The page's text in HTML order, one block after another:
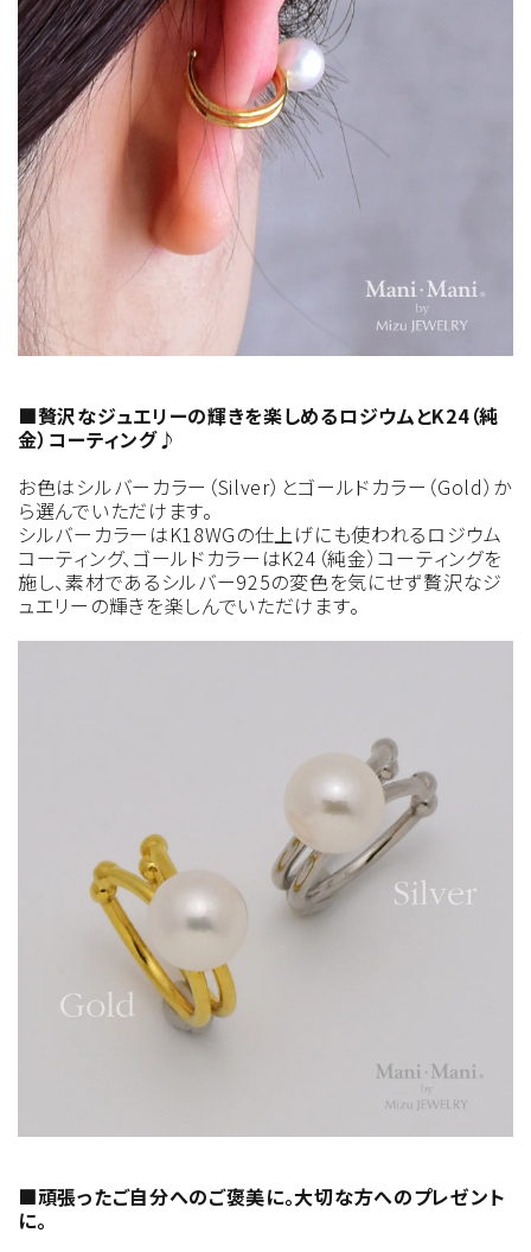
■贅沢なジュエリーの輝きを楽しめるロジウムとK24（純
金）コーティング♪
お色はシルバーカラー（Silver）とゴールドカラー（Gold）か
ら選んでいただけます。
シルバーカラーはK18WGの仕上げにも使われるロジウム
コーティング、ゴールドカラーはK24（純金）コーティングを
施し、素材であるシルバー925の変色を気にせず贅沢なジ
ュエリーの輝きを楽しんでいただけます。
■頑張ったご自分へのご褒美に。大切な方へのプレゼント
に。